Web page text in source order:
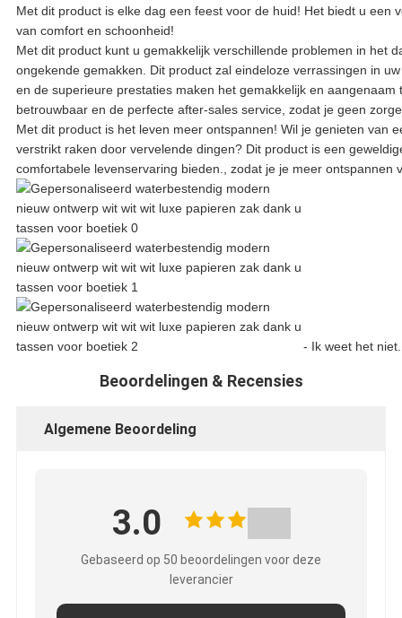
PRIVACYBELEID
Met dit product is elke dag een feest voor de huid! Het biedt u een
van comfort en schoonheid!
Met dit product kunt u gemakkelijk verschillende problemen in het
ongekende gemakken. Dit product zal eindeloze verrassingen in
en de superieure prestaties maken het gemakkelijk en aangenaam
betrouwbaar en de perfecte after-sales service, zodat je geen
Met dit product is het leven meer ontspannen! Wil je genieten van
verstrikt raken door vervelende dingen? Dit product is een
comfortabele levenservaring bieden., zodat je je meer ontspannen
- Ik weet het niet.
Beoordelingen & Recensies
Algemene Beoordeling
3.0
Gebaseerd op 50 beoordelingen voor deze
leverancier